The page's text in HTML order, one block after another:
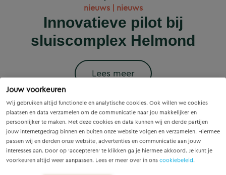
Jouw voorkeuren
Wij gebruiken altijd functionele en analytische cookies. Ook willen we cookies
plaatsen en data verzamelen om de communicatie naar jou makkelijker en
persoonlijker te maken. Met deze cookies en data kunnen wij en derde partijen
jouw internetgedrag binnen en buiten onze website volgen en verzamelen. Hiermee
passen wij en derden onze website, advertenties en communicatie aan jouw
interesses aan. Door op ‘accepteren’ te klikken ga je hiermee akkoord. Je kunt je
voorkeuren altijd weer aanpassen. Lees er meer over in ons cookiebeleid.
woningbouwprojecten
krijgen straks
voorrang op het
stroomnet?
Lees meer
nieuws | nieuws
Innovatieve pilot bij
sluiscomplex Helmond
Lees meer
Slim onderzoek
voorkomt onnodige
vervanging van
Eindhovense tunnel
Voorzieningenscan
Drenthe: inzicht voor
vandaag, richting voor
morgen
Wet versterking regie
volkshuisvesting in
werking: wat betekent
dit voor gemeenten?